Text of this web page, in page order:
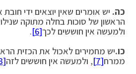
כה. יש אומרים שאין יוצאים ידי
הראשון של סוכות בחלה מתוקה
ולמעשה אין חוששים לכך[6]
.
כו.יש מחמירים לאכול את הכזית
ממרח[7] , ולמעשה אין חוששים לזה[8]